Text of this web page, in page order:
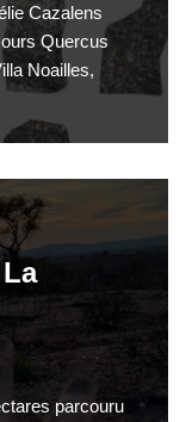
Cazalens
Quercus
Noailles,
parcouru